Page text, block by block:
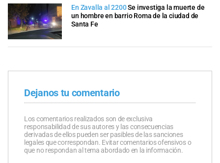
En Zavalla al 2200Se investiga la muerte de
un hombre en barrio Roma de la ciudad de
Santa Fe
Dejanos tu comentario
Los comentarios realizados son de exclusiva
responsabilidad de sus autores y las consecuencias
derivadas de ellos pueden ser pasibles de las sanciones
legales que correspondan. Evitar comentarios ofensivos o
que no respondan al tema abordado en la información.